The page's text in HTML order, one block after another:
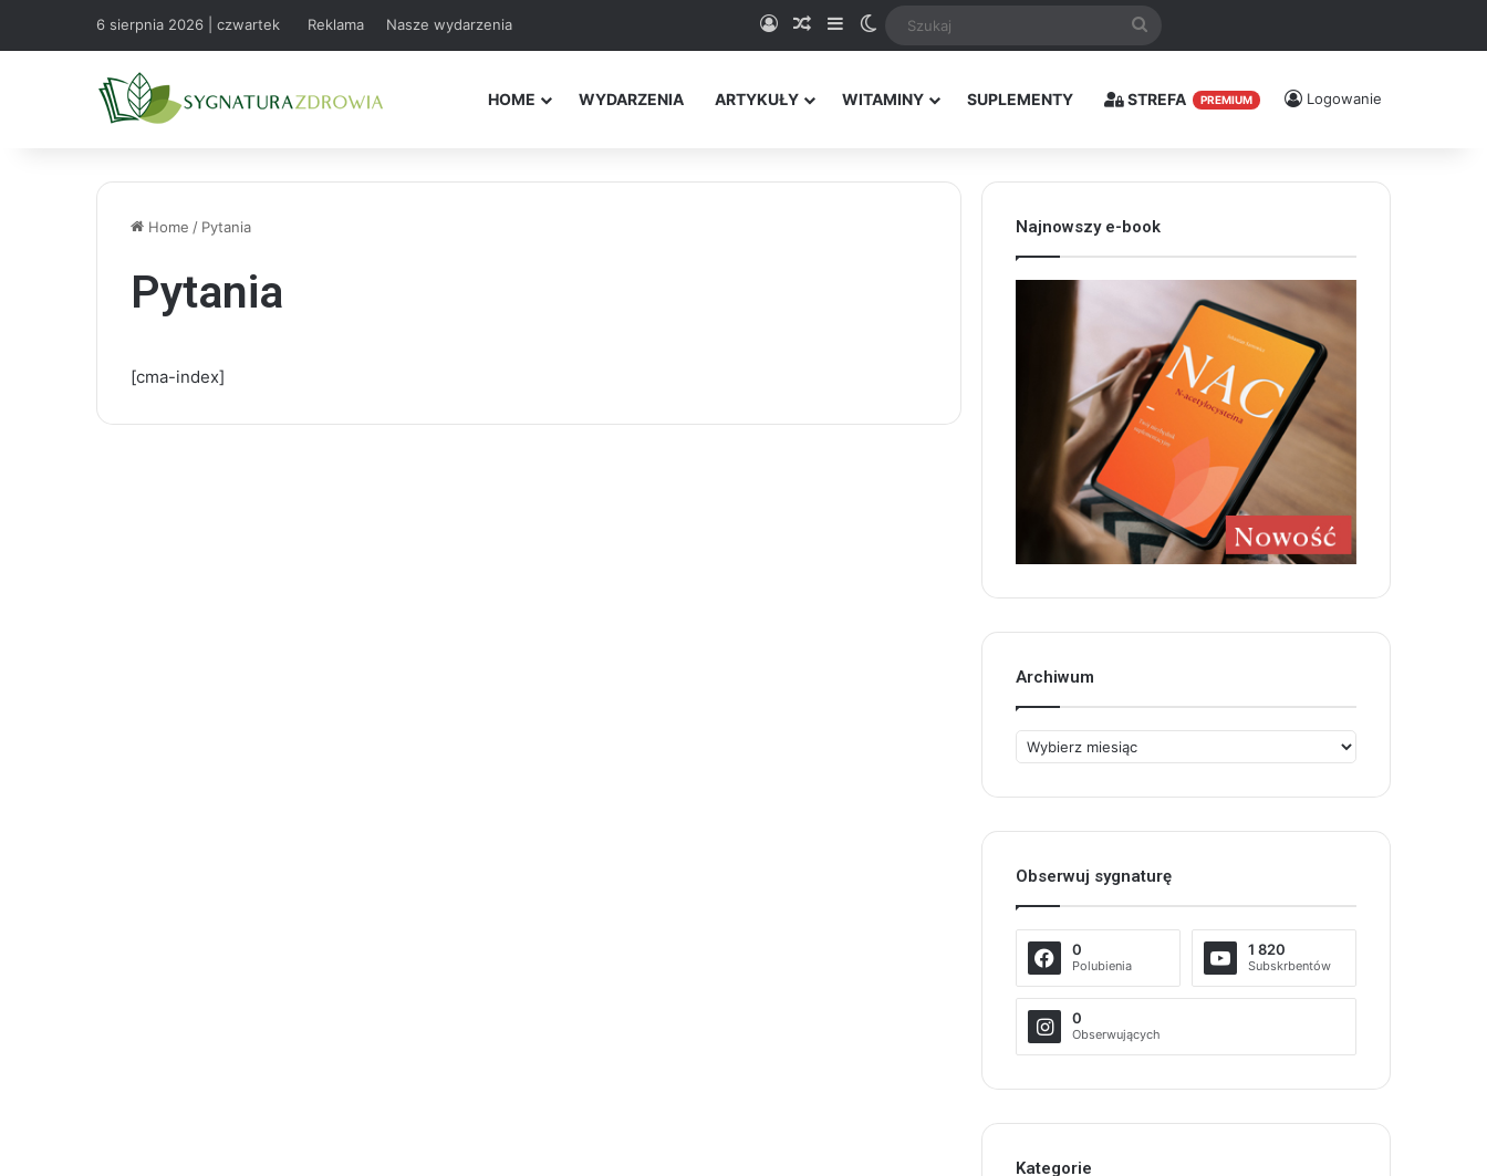
6 sierpnia 2026 | czwartek Reklama Nasze wydarzenia Logowanie
Random Article
SidebarSwitch skin
HOME WYDARZENIA ARTYKUŁY WITAMINY SUPLEMENTY STREFA PREMIUM Logowanie
Home / Pytania
Pytania
[cma-index]
Najnowszy e-book
Archiwum
Archiwum
Obserwuj sygnaturę
0
Polubienia
1 820
Subskrbentów
0
Obserwujących
Kategorie